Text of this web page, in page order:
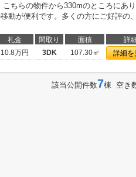
こちらの物件から330mのところにあ
動が便利です。多くの方にご好評の
礼金 間取り 面積 詳
10.8万円 3DK 107.30㎡ 詳細を
該当公開件数7棟 空き